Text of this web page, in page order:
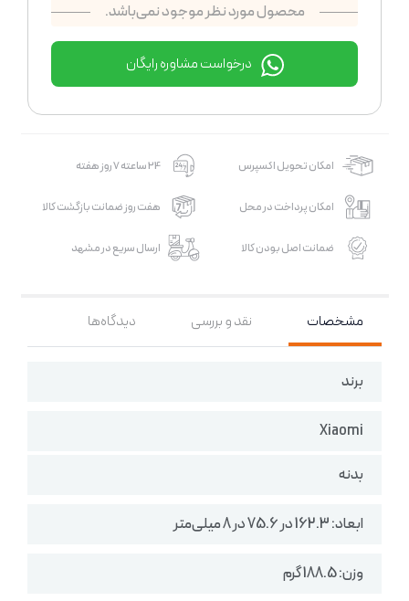
محصول مورد نظر موجود نمی‌باشد.
درخواست مشاوره رایگان
امکان تحویل اکسپرس 24 ساعته 7 روز هفته
امکان پرداخت در محل هفت روز ضمانت بازگشت کالا
ضمانت اصل بودن کالا ارسال سریع در مشهد
مشخصات نقد و بررسی دیدگاه‌ها
برند
Xiaomi
بدنه
ابعاد: 162.3 در 75.6 در 8 میلی‌متر
وزن: 188.5 گرم